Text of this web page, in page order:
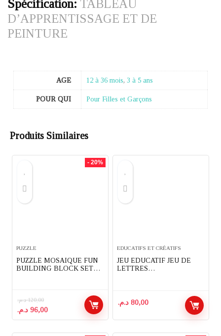
Spécification: TABLEAU
D’APPRENTISSAGE ET DE
PEINTURE
AGE 12 à 36 mois, 3 à 5 ans
POUR QUI Pour Filles et Garçons
Produits Similaires
- 20%
PUZZLE
PUZZLE MOSAIQUE FUN
BUILDING BLOCK SET
120,00 د.م.
Le
prix
96,00 د.م.
Le
prix
EDUCATIFS ET CRÉATIFS
JEU EDUCATIF JEU DE
LETTRES
80,00 د.م.